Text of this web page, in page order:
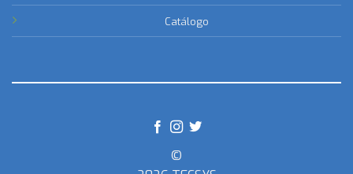
Catálogo
©